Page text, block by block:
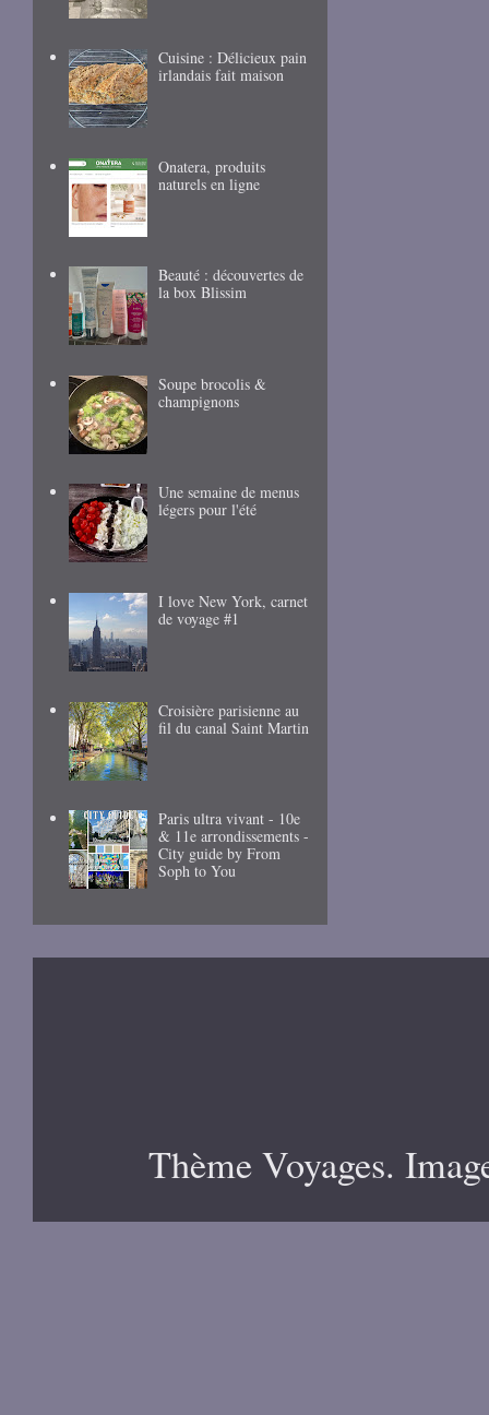
Cuisine : Délicieux pain
irlandais fait maison
Onatera, produits
naturels en ligne
Beauté : découvertes de
la box Blissim
Soupe brocolis &
champignons
Une semaine de menus
légers pour l'été
I love New York, carnet
de voyage #1
Croisière parisienne au
fil du canal Saint Martin
Paris ultra vivant - 10e
& 11e arrondissements -
City guide by From
Soph to You
Thème Voyages.